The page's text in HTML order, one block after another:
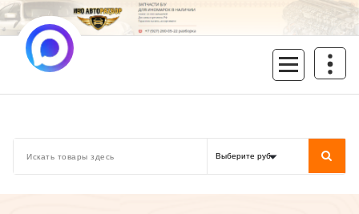
Перейти
к
содержимому